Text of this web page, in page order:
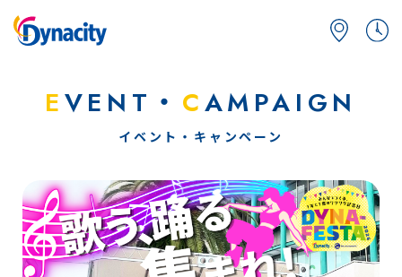
EVENT・ CAMPAIGN
イベント・キャンペーン